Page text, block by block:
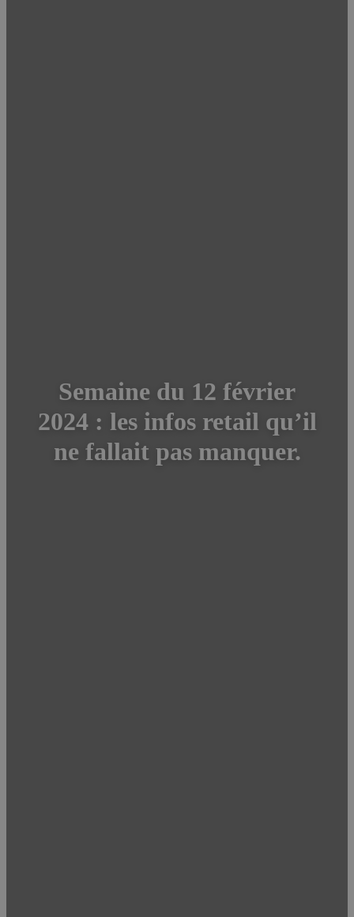
Semaine du 12 février
2024 : les infos retail qu’il
ne fallait pas manquer.